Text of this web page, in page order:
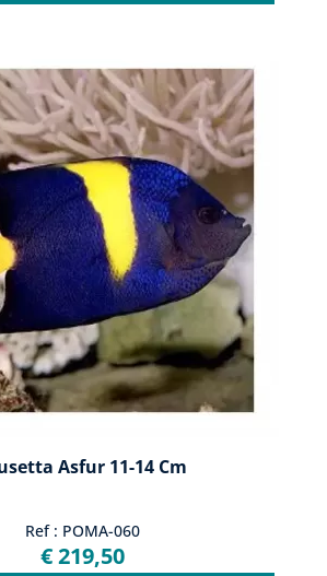
Asfur 11-14 Cm
Ref : POMA-060
€ 219,50